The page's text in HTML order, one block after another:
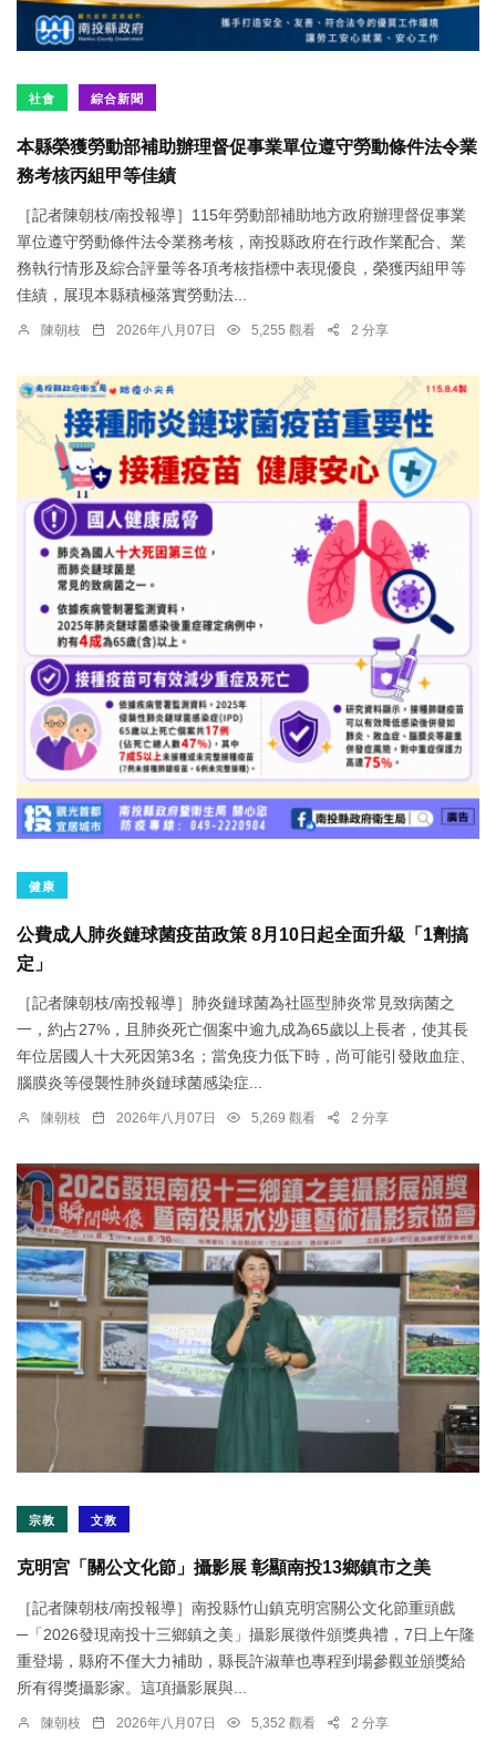
社會 綜合新聞
本縣榮獲勞動部補助辦理督促事業單位遵守勞動條件法令業
務考核丙組甲等佳績
［記者陳朝枝/南投報導］115年勞動部補助地方政府辦理督促事業
單位遵守勞動條件法令業務考核，南投縣政府在行政作業配合、業
務執行情形及綜合評量等各項考核指標中表現優良，榮獲丙組甲等
佳績，展現本縣積極落實勞動法...
陳朝枝 2026年八月07日 5,255 觀看 2 分享
健康
公費成人肺炎鏈球菌疫苗政策 8月10日起全面升級「1劑搞
定」
［記者陳朝枝/南投報導］肺炎鏈球菌為社區型肺炎常見致病菌之
一，約占27%，且肺炎死亡個案中逾九成為65歲以上長者，使其長
年位居國人十大死因第3名；當免疫力低下時，尚可能引發敗血症、
腦膜炎等侵襲性肺炎鏈球菌感染症...
陳朝枝 2026年八月07日 5,269 觀看 2 分享
宗教 文教
克明宮「關公文化節」攝影展 彰顯南投13鄉鎮市之美
［記者陳朝枝/南投報導］南投縣竹山鎮克明宮關公文化節重頭戲
─「2026發現南投十三鄉鎮之美」攝影展徵件頒獎典禮，7日上午隆
重登場，縣府不僅大力補助，縣長許淑華也專程到場參觀並頒獎給
所有得獎攝影家。這項攝影展與...
陳朝枝 2026年八月07日 5,352 觀看 2 分享